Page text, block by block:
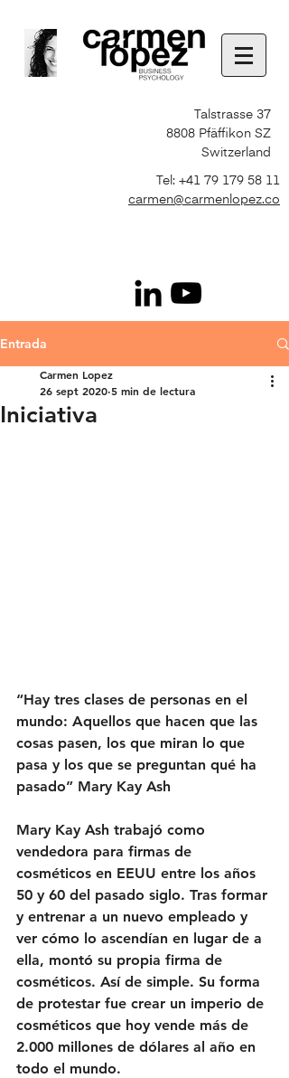
Talstrasse 37
8808 Pfäffikon SZ
Switzerland
Tel: +41 79 179 58 11
carmen@carmenlopez.co
Entrada
Iniciativa
Carmen Lopez
26 sept 2020 5 min de lectura
“Hay tres clases de personas en el
mundo: Aquellos que hacen que las
cosas pasen, los que miran lo que
pasa y los que se preguntan qué ha
pasado” Mary Kay Ash
Mary Kay Ash trabajó como
vendedora para firmas de
cosméticos en EEUU entre los años
50 y 60 del pasado siglo. Tras formar
y entrenar a un nuevo empleado y
ver cómo lo ascendían en lugar de a
ella, montó su propia firma de
cosméticos. Así de simple. Su forma
de protestar fue crear un imperio de
cosméticos que hoy vende más de
2.000 millones de dólares al año en
todo el mundo.